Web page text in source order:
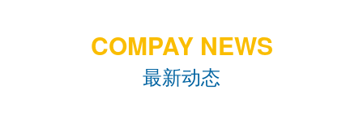
COMPAY NEWS
最新动态